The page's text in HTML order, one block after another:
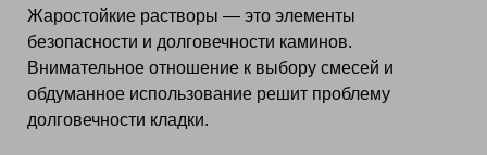
Жаростойкие растворы — это элементы
безопасности и долговечности каминов.
Внимательное отношение к выбору смесей и
обдуманное использование решит проблему
долговечности кладки.